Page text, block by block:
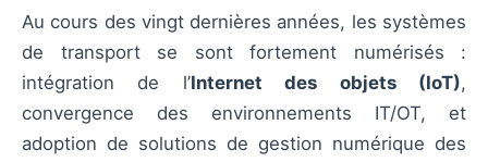
Au cours des vingt dernières années, les systèmes
de transport se sont fortement numérisés :
intégration de l’Internet des objets (IoT),
convergence des environnements IT/OT, et
adoption de solutions de gestion numérique des